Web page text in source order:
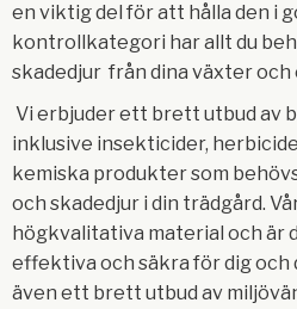
en viktig del för att hålla den i
kontrollkategori har allt du
skadedjur från dina växter och
Vi erbjuder ett brett utbud av
inklusive insekticider,
kemiska produkter som
och skadedjur i din trädgård.
högkvalitativa material och är
effektiva och säkra för dig och
även ett brett utbud av